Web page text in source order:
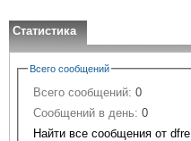
Статистика
Всего сообщений
Всего сообщений: 0
Сообщений в день: 0
Найти все сообщения от dfre